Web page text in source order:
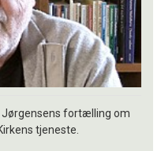
Jørgensens fortælling om
tjeneste.